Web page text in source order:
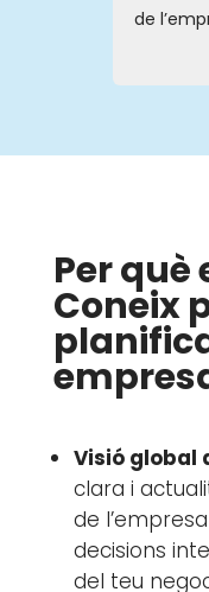
de
Per què
Coneix
Visió global
clara i
de
decisions
del teu